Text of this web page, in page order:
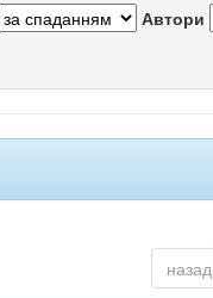
Автори
назад